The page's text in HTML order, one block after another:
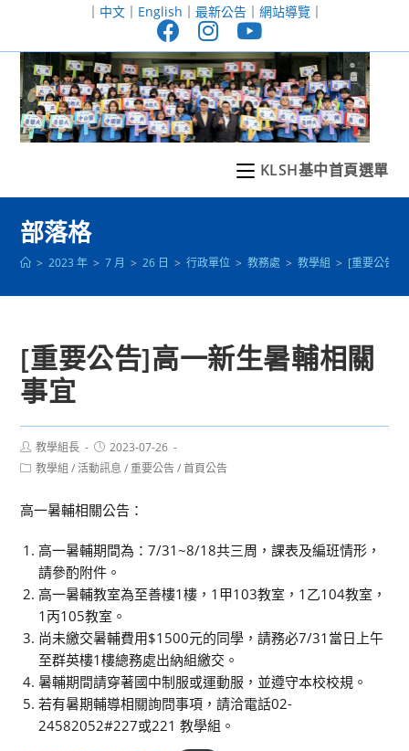
至
｜ 中文｜ English ｜ 最新公告｜ 網站導覽｜
KLSH基中首頁選單
部落格
> 2023 年 > 7 月 > 26 日 > 行政單位 > 教務處 > 教學組 > [重要公告]
[重要公告]高一新生暑輔相關
事宜
Post
author:
教學組長
Post
published:
2023-07-26
Post教學組 / 活動訊息 / 重要公告 / 首頁公告
高一暑輔相關公告：
高一暑輔期間為：7/31~8/18共三周，課表及編班情形，
請參酌附件。
高一暑輔教室為至善樓1樓，1甲103教室，1乙104教室，
1丙105教室。
尚未繳交暑輔費用$1500元的同學，請務必7/31當日上午
至群英樓1樓總務處出納組繳交。
暑輔期間請穿著國中制服或運動服，並遵守本校校規。
若有暑期輔導相關詢問事項，請洽電話02-
24582052#227或221 教學組。